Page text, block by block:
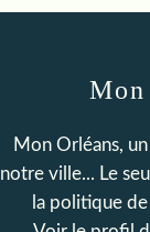
Mon Orléans,
notre ville... Le
la politique